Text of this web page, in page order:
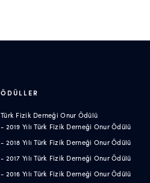
ÖDÜLLER
Türk Fizik Derneği Onur Ödülü
- 2019 Yılı Türk Fizik Derneği Onur Ödülü
- 2018 Yılı Türk Fizik Derneği Onur Ödülü
- 2017 Yılı Türk Fizik Derneği Onur Ödülü
- 2016 Yılı Türk Fizik Derneği Onur Ödülü